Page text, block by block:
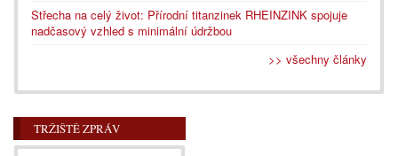
Střecha na celý život: Přírodní titanzinek RHEINZINK spojuje
nadčasový vzhled s minimální údržbou
>> všechny články
TRŽIŠTĚ ZPRÁV